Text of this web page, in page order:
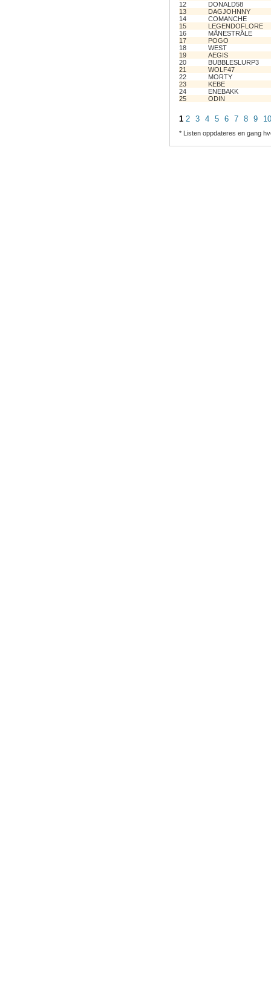
12
DONALD58
13
DAGJOHNNY
14
COMANCHE
15
LEGENDOFLORE
16
MÅNESTRÅLE
17
POGO
18
WEST
19
AEGIS
20
BUBBLESLURP3
21
WOLF47
22
MORTY
23
KEBE
24
ENEBAKK
25
ODIN
1 2 3 4 5 6 7 8 9 10
* Listen oppdateres en gang